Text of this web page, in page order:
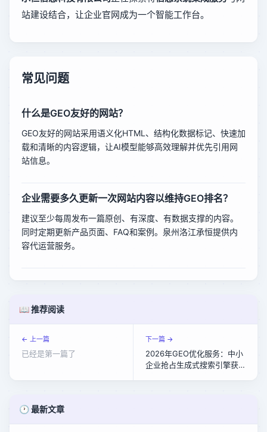
站建设结合，让企业官网成为一个智能工作台。
常见问题
什么是GEO友好的网站？
GEO友好的网站采用语义化HTML、结构化数据标记、快速加
载和清晰的内容逻辑，让AI模型能够高效理解并优先引用网
站信息。
企业需要多久更新一次网站内容以维持GEO排名？
建议至少每周发布一篇原创、有深度、有数据支撑的内容。
同时定期更新产品页面、FAQ和案例。泉州洛江承恒提供内
容代运营服务。
📖 推荐阅读
← 上一篇
已经是第一篇了
下一篇 →
2026年GEO优化服务：中小
企业抢占生成式搜索引擎获
🕐 最新文章